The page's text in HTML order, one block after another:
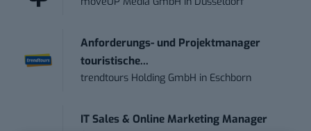
Anforderungs- und Projektmanager
touristische...
trendtours Holding GmbH in Eschborn
IT Sales & Online Marketing Manager